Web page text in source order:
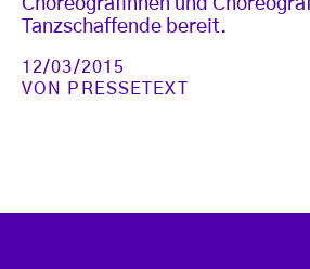
Tanzschaffende bereit.
12/03/2015
VON
PRESSETEXT